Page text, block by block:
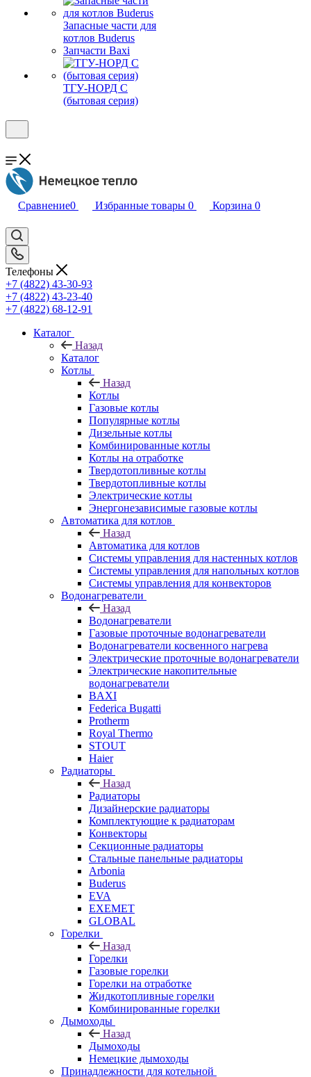
Запасные части для
котлов Buderus
Запчасти Baxi
ТГУ-НОРД С
(бытовая серия)
Сравнение0 Избранные товары 0 Корзина 0
Телефоны
+7 (4822) 43-30-93
+7 (4822) 43-23-40
+7 (4822) 68-12-91
Каталог
Назад
Каталог
Котлы
Назад
Котлы
Газовые котлы
Популярные котлы
Дизельные котлы
Комбинированные котлы
Котлы на отработке
Твердотопливные котлы
Твердотопливные котлы
Электрические котлы
Энергонезависимые газовые котлы
Автоматика для котлов
Назад
Автоматика для котлов
Системы управления для настенных котлов
Системы управления для напольных котлов
Системы управления для конвекторов
Водонагреватели
Назад
Водонагреватели
Газовые проточные водонагреватели
Водонагреватели косвенного нагрева
Электрические проточные водонагреватели
Электрические накопительные
водонагреватели
BAXI
Federica Bugatti
Protherm
Royal Thermo
STOUT
Haier
Радиаторы
Назад
Радиаторы
Дизайнерские радиаторы
Комплектующие к радиаторам
Конвекторы
Секционные радиаторы
Стальные панельные радиаторы
Arbonia
Buderus
EVA
EXEMET
GLOBAL
Горелки
Назад
Горелки
Газовые горелки
Горелки на отработке
Жидкотопливные горелки
Комбинированные горелки
Дымоходы
Назад
Дымоходы
Немецкие дымоходы
Принадлежности для котельной